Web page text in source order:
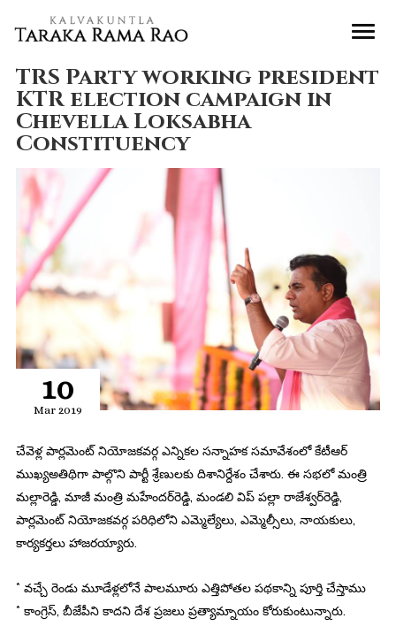
TRS Party working president
KTR election campaign in
Chevella Loksabha
Constituency
10
Mar 2019
చేవెళ్ల పార్లమెంట్‌ నియోజకవర్గ ఎన్నికల సన్నాహక సమావేశంలో కేటీఆర్‌
ముఖ్యఅతిథిగా పాల్గొని పార్టీ శ్రేణులకు దిశానిర్దేశం చేశారు. ఈ సభలో మంత్రి
మల్లారెడ్డి, మాజీ మంత్రి మహేందర్‌రెడ్డి, మండలి విప్‌ పల్లా రాజేశ్వర్‌రెడ్డి,
పార్లమెంట్‌ నియోజకవర్గ పరిధిలోని ఎమ్మెల్యేలు, ఎమ్మెల్సీలు, నాయకులు,
కార్యకర్తలు హాజరయ్యారు.
* వచ్చే రెండు మూడేళ్లలోనే పాలమూరు ఎత్తిపోతల పథకాన్ని పూర్తి చేస్తాము
* కాంగ్రెస్‌, బీజేపీని కాదని దేశ ప్రజలు ప్రత్యామ్నాయం కోరుకుంటున్నారు.